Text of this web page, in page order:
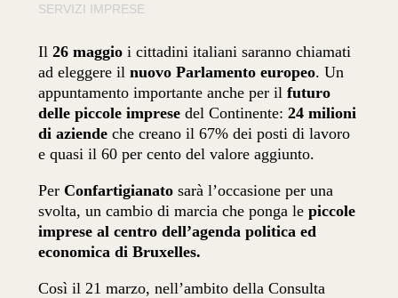
SERVIZI IMPRESE
Il26 maggio i cittadini italiani saranno chiamati
ad eleggere ilnuovo Parlamento europeo. Un
appuntamento importante anche per ilfuturo
delle piccole imprese del Continente:24 milioni
di aziende che creano il 67% dei posti di lavoro
e quasi il 60 per cento del valore aggiunto.
Per Confartigianato sarà l’occasione per una
svolta, un cambio di marcia che ponga lepiccole
imprese al centro dell’agenda politica ed
economica di Bruxelles.
Così il 21 marzo, nell’ambito della Consulta